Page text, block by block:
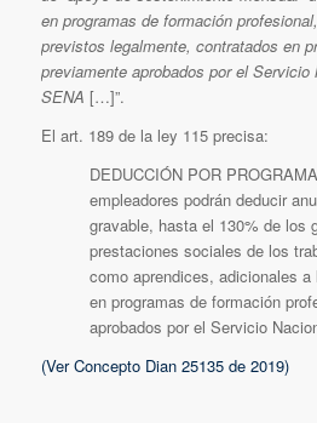
en programas de formación
previstos legalmente, contratados en
previamente aprobados por el
SENA […]”.
El art. 189 de la ley 115 precisa:
DEDUCCIÓN POR
empleadores podrán deducir
gravable, hasta el 130% de los
prestaciones sociales de los
como aprendices, adicionales
en programas de formación
aprobados por el Servicio
(Ver Concepto Dian 25135 de 2019)